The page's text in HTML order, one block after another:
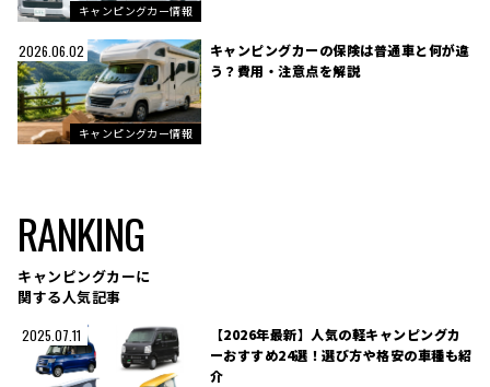
キャンピングカー情報
2026.06.02
キャンピングカー情報
キャンピングカーの保険は普通車と何が違
う？費用・注意点を解説
RANKING
キャンピングカーに
関する人気記事
2025.07.11
【2026年最新】人気の軽キャンピングカ
ーおすすめ24選！選び方や格安の車種も紹
介